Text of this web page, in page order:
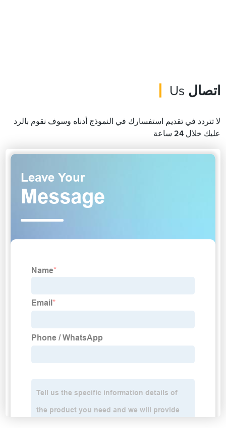
اتصال
لا تتردد في تقديم استفسارك في النموذج أدناه وسوف نقوم بالرد
عليك خلال 24 ساعة